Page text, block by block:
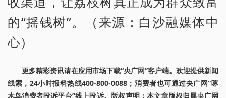
的“摇钱树”。（来源：白沙融媒体中
心）
更多精彩资讯请在应用市场下载“央广网”客户端。欢迎提供新闻
线索，24小时报料热线400-800-0088；消费者也可通过央广网“啄
木鸟消费者投诉平台”线上投诉。版权声明：本文章版权归属央广网